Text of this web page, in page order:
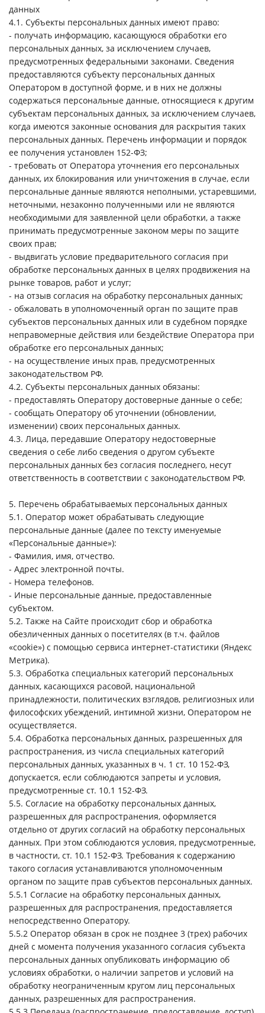
данных
4.1. Субъекты персональных данных имеют право:
- получать информацию, касающуюся обработки его
персональных данных, за исключением случаев,
предусмотренных федеральными законами. Сведения
предоставляются субъекту персональных данных
Оператором в доступной форме, и в них не должны
содержаться персональные данные, относящиеся к другим
субъектам персональных данных, за исключением случаев,
когда имеются законные основания для раскрытия таких
персональных данных. Перечень информации и порядок
ее получения установлен 152-ФЗ;
- требовать от Оператора уточнения его персональных
данных, их блокирования или уничтожения в случае, если
персональные данные являются неполными, устаревшими,
неточными, незаконно полученными или не являются
необходимыми для заявленной цели обработки, а также
принимать предусмотренные законом меры по защите
своих прав;
- выдвигать условие предварительного согласия при
обработке персональных данных в целях продвижения на
рынке товаров, работ и услуг;
- на отзыв согласия на обработку персональных данных;
- обжаловать в уполномоченный орган по защите прав
субъектов персональных данных или в судебном порядке
неправомерные действия или бездействие Оператора при
обработке его персональных данных;
- на осуществление иных прав, предусмотренных
законодательством РФ.
4.2. Субъекты персональных данных обязаны:
- предоставлять Оператору достоверные данные о себе;
- сообщать Оператору об уточнении (обновлении,
изменении) своих персональных данных.
4.3. Лица, передавшие Оператору недостоверные
сведения о себе либо сведения о другом субъекте
персональных данных без согласия последнего, несут
ответственность в соответствии с законодательством РФ.
5. Перечень обрабатываемых персональных данных
5.1. Оператор может обрабатывать следующие
персональные данные (далее по тексту именуемые
«Персональные данные»):
- Фамилия, имя, отчество.
- Адрес электронной почты.
- Номера телефонов.
- Иные персональные данные, предоставленные
субъектом.
5.2. Также на Сайте происходит сбор и обработка
обезличенных данных о посетителях (в т.ч. файлов
«cookie») с помощью сервиса интернет-статистики (Яндекс
Метрика).
5.3. Обработка специальных категорий персональных
данных, касающихся расовой, национальной
принадлежности, политических взглядов, религиозных или
философских убеждений, интимной жизни, Оператором не
осуществляется.
5.4. Обработка персональных данных, разрешенных для
распространения, из числа специальных категорий
персональных данных, указанных в ч. 1 ст. 10 152-ФЗ,
допускается, если соблюдаются запреты и условия,
предусмотренные ст. 10.1 152-ФЗ.
5.5. Согласие на обработку персональных данных,
разрешенных для распространения, оформляется
отдельно от других согласий на обработку персональных
данных. При этом соблюдаются условия, предусмотренные,
в частности, ст. 10.1 152-ФЗ. Требования к содержанию
такого согласия устанавливаются уполномоченным
органом по защите прав субъектов персональных данных.
5.5.1 Согласие на обработку персональных данных,
разрешенных для распространения, предоставляется
непосредственно Оператору.
5.5.2 Оператор обязан в срок не позднее 3 (трех) рабочих
дней с момента получения указанного согласия субъекта
персональных данных опубликовать информацию об
условиях обработки, о наличии запретов и условий на
обработку неограниченным кругом лиц персональных
данных, разрешенных для распространения.